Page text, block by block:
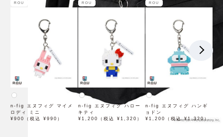
ROU
n-fig エヌフィグ マイメ
ロディ ミニ
¥900（税込 ¥990）
ROU
n-fig エヌフィグ ハロー
キティ
¥1,200（税込 ¥1,320）
ROU
n-fig エヌフィグ ハンギ
ョドン
¥1,200（税込 ¥1,320）